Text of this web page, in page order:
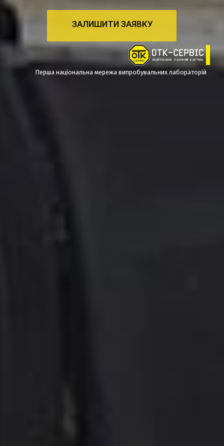
ЗАЛИШИТИ ЗАЯВКУ
Перша національна мережа випробувальних лабораторій